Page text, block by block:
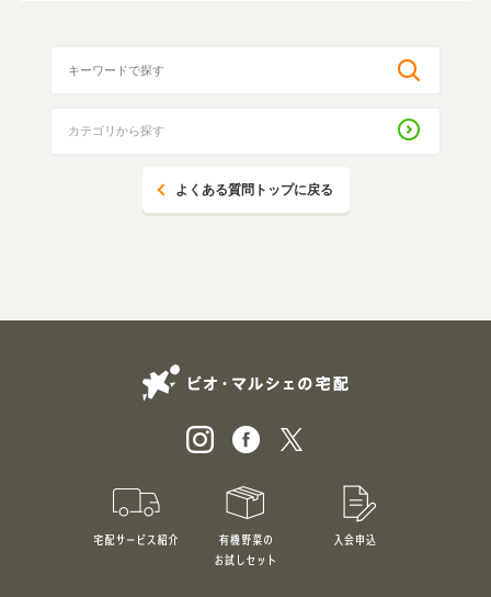
よくある質問トップに戻る
宅配サービス紹介 有機野菜のお試しセット